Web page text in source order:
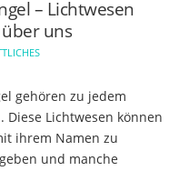
– Lichtwesen
uns
gehören zu jedem
Diese Lichtwesen können
ihrem Namen zu
und manche